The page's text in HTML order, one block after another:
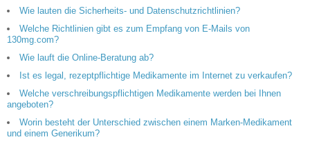
Wie lauten die Sicherheits- und Datenschutzrichtlinien?
Welche Richtlinien gibt es zum Empfang von E-Mails von
130mg.com?
Wie lauft die Online-Beratung ab?
Ist es legal, rezeptpflichtige Medikamente im Internet zu verkaufen?
Welche verschreibungspflichtigen Medikamente werden bei Ihnen
angeboten?
Worin besteht der Unterschied zwischen einem Marken-Medikament
und einem Generikum?